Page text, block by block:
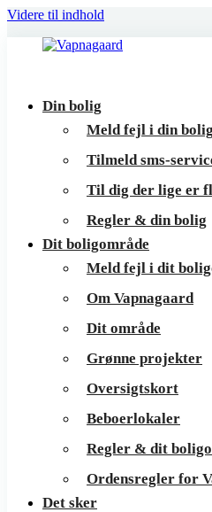
Videre til indhold
Vapnagaard
BoligerDin bolig
Meld fejl i din bolig
Tilmeld sms-
Til dig der lige er
Regler & din bolig
Dit boligområde
Meld fejl i dit
Om Vapnagaard
Dit område
Grønne projekter
Oversigtskort
Beboerlokaler
Regler & dit
Ordensregler for
Det sker